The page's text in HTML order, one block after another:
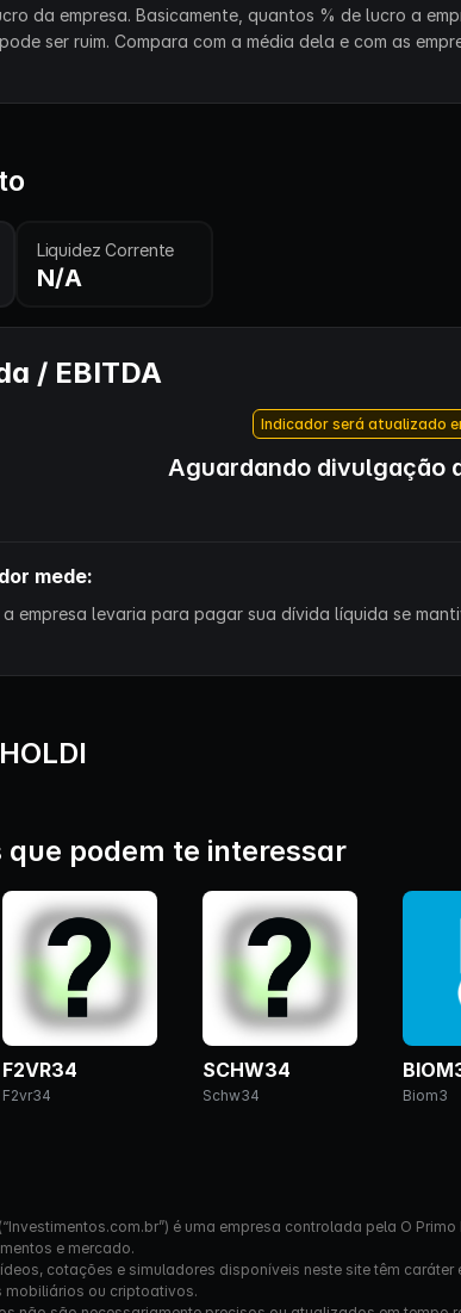
da empresa. Basicamente, quantos % de lucro a
ser ruim. Compara com a média dela e com as
Liquidez Corrente
N/A
/ EBITDA
Indicador será atualizado
Aguardando divulgação
mede:
empresa levaria para pagar sua dívida líquida se
que podem te interessar
F2VR34
F2vr34
SCHW34
Schw34 Biom3
é uma empresa controlada pela O
e mercado.
cotações e simuladores disponíveis neste site têm
mobiliários ou criptoativos.